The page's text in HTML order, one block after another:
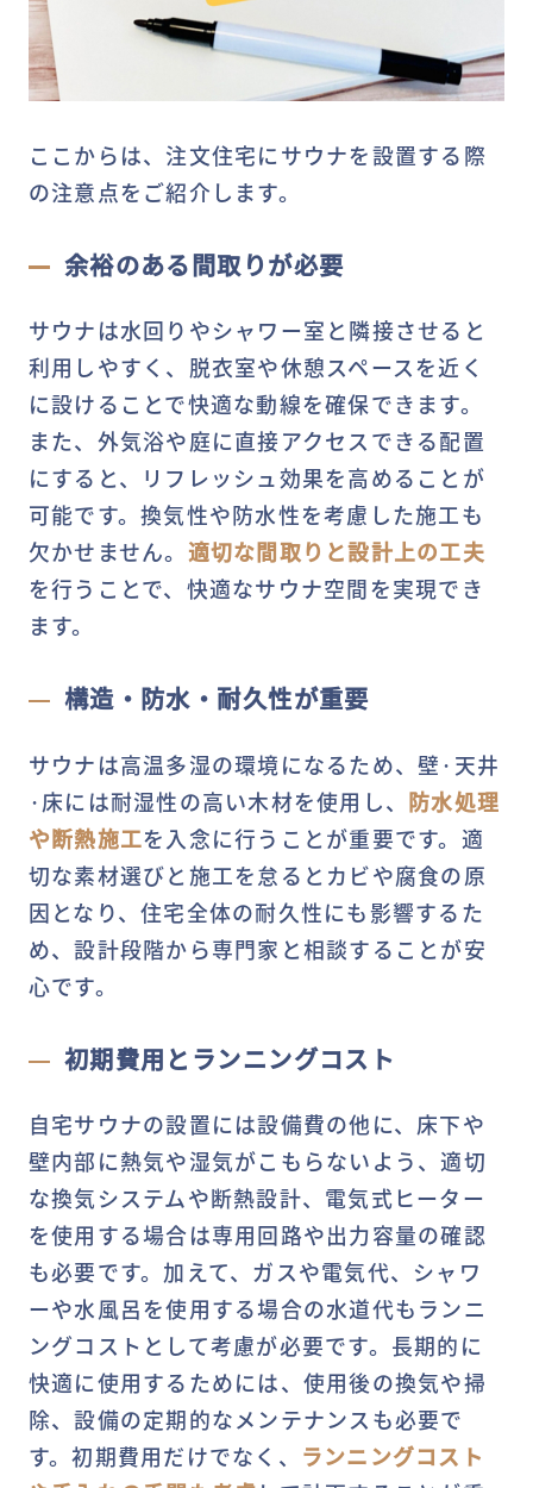
ここからは、注文住宅にサウナを設置する際
の注意点をご紹介します。
余裕のある間取りが必要
サウナは水回りやシャワー室と隣接させると
利用しやすく、脱衣室や休憩スペースを近く
に設けることで快適な動線を確保できます。
また、外気浴や庭に直接アクセスできる配置
にすると、リフレッシュ効果を高めることが
可能です。換気性や防水性を考慮した施工も
欠かせません。 適切な間取りと設計上の工夫
を行うことで、快適なサウナ空間を実現でき
ます。
構造・防水・耐久性が重要
サウナは高温多湿の環境になるため、壁·天井
·床には耐湿性の高い木材を使用し、 防水処理
や断熱施工を入念に行うことが重要です。適
切な素材選びと施工を怠るとカビや腐食の原
因となり、住宅全体の耐久性にも影響するた
め、設計段階から専門家と相談することが安
心です。
初期費用とランニングコスト
自宅サウナの設置には設備費の他に、床下や
壁内部に熱気や湿気がこもらないよう、適切
な換気システムや断熱設計、電気式ヒーター
を使用する場合は専用回路や出力容量の確認
も必要です。加えて、ガスや電気代、シャワ
ーや水風呂を使用する場合の水道代もランニ
ングコストとして考慮が必要です。長期的に
快適に使用するためには、使用後の換気や掃
除、設備の定期的なメンテナンスも必要で
す。初期費用だけでなく、 ランニングコスト